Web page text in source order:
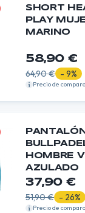
SHORT
PLAY
MARINO
58,90 €
64,90 € - 9%
Precio de
HOMBRE
AZULADO
37,90 €
51,90 € - 26%
Precio de